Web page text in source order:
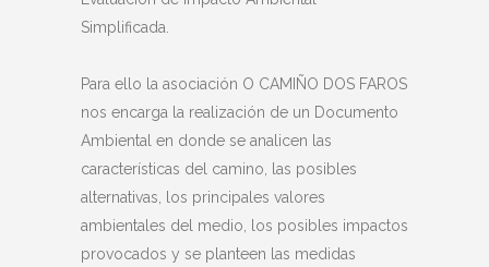
Simplificada.
Para ello la asociación O CAMIÑO DOS FAROS
nos encarga la realización de un Documento
Ambiental en donde se analicen las
características del camino, las posibles
alternativas, los principales valores
ambientales del medio, los posibles impactos
provocados y se planteen las medidas